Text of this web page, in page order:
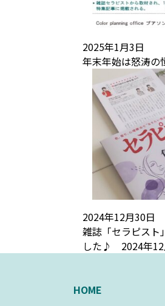
2025年1月3日
年末年始は怒涛の
2024年12月30日
雑誌「セラピスト
した♪ 2024年12
HOME